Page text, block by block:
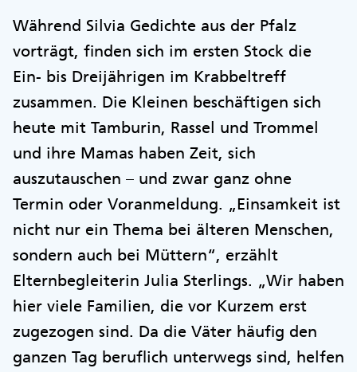
Während Silvia Gedichte aus der Pfalz
vorträgt, finden sich im ersten Stock die
Ein- bis Dreijährigen im Krabbeltreff
zusammen. Die Kleinen beschäftigen sich
heute mit Tamburin, Rassel und Trommel
und ihre Mamas haben Zeit, sich
auszutauschen – und zwar ganz ohne
Termin oder Voranmeldung. „Einsamkeit ist
nicht nur ein Thema bei älteren Menschen,
sondern auch bei Müttern“, erzählt
Elternbegleiterin Julia Sterlings. „Wir haben
hier viele Familien, die vor Kurzem erst
zugezogen sind. Da die Väter häufig den
ganzen Tag beruflich unterwegs sind, helfen